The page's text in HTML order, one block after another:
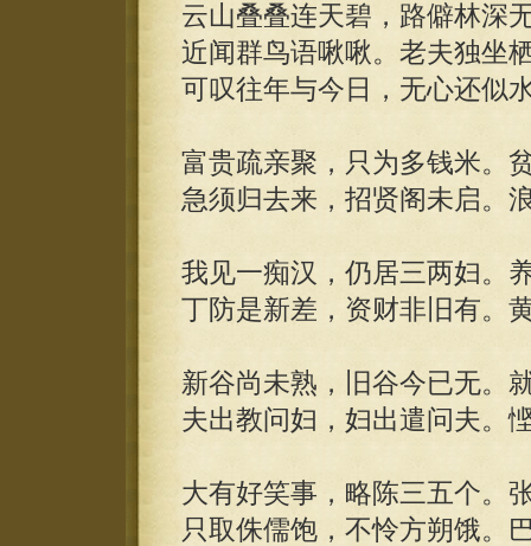
云山叠叠连天碧，路僻林深
近闻群鸟语啾啾。老夫独坐
可叹往年与今日，无心还似
富贵疏亲聚，只为多钱米。
急须归去来，招贤阁未启。
我见一痴汉，仍居三两妇。
丁防是新差，资财非旧有。
新谷尚未熟，旧谷今已无。
夫出教问妇，妇出遣问夫。
大有好笑事，略陈三五个。
只取侏儒饱，不怜方朔饿。